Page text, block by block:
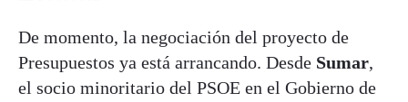
De momento, la negociación del proyecto de
Presupuestos ya está arrancando. Desde Sumar,
el socio minoritario del PSOE en el Gobierno de